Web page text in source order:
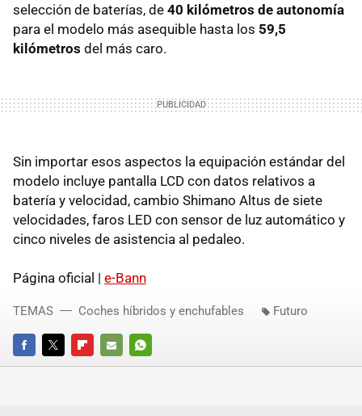
selección de baterías, de 40 kilómetros de autonomía
para el modelo más asequible hasta los 59,5
kilómetros del más caro.
Sin importar esos aspectos la equipación estándar del
modelo incluye pantalla LCD con datos relativos a
batería y velocidad, cambio Shimano Altus de siete
velocidades, faros LED con sensor de luz automático y
cinco niveles de asistencia al pedaleo.
Página oficial | e-Bann
FACEBOOKTWITTERFLIPBOARD
E-
WHATSAPP
TEMAS Coches híbridos y enchufables Futuro